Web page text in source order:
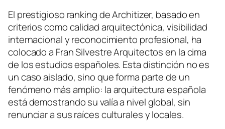
El prestigioso ranking de Architizer, basado en
criterios como calidad arquitectónica, visibilidad
internacional y reconocimiento profesional, ha
colocado a Fran Silvestre Arquitectos en la cima
de los estudios españoles. Esta distinción no es
un caso aislado, sino que forma parte de un
fenómeno más amplio: la arquitectura española
está demostrando su valía a nivel global, sin
renunciar a sus raíces culturales y locales.